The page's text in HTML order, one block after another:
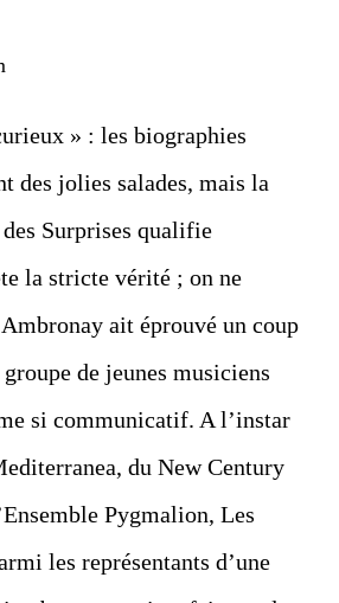
» : les biographies
des jolies salades, mais la
Surprises qualifie
la stricte vérité ; on ne
ait éprouvé un coup
de jeunes musiciens
si communicatif. A l’instar
du New Century
Pygmalion, Les
les représentants d’une